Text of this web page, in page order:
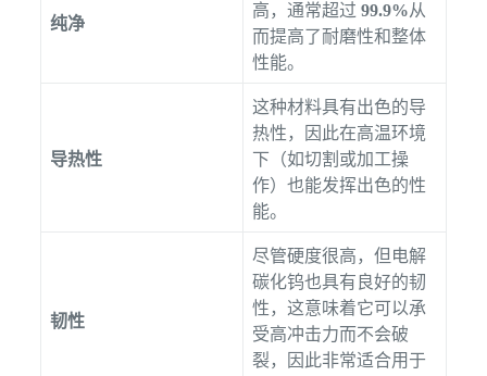
纯净
高，通常超过 99.9%从
而提高了耐磨性和整体
性能。
导热性
这种材料具有出色的导
热性，因此在高温环境
下（如切割或加工操
作）也能发挥出色的性
能。
韧性
尽管硬度很高，但电解
碳化钨也具有良好的韧
性，这意味着它可以承
受高冲击力而不会破
裂，因此非常适合用于